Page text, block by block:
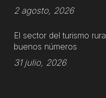
2 agosto, 2026
El sector del turismo
buenos números
31 julio, 2026